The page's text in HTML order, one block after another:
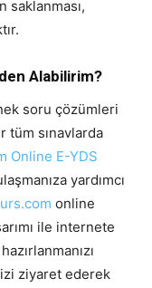
saklanması,
Alabilirim?
soru çözümleri
tüm sınavlarda
Online E-YDS
yardımcı
online
ile internete
ziyaret ederek